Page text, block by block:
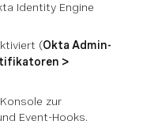
Identity Engine
(Okta Admin-
>
zur
Event-Hooks.